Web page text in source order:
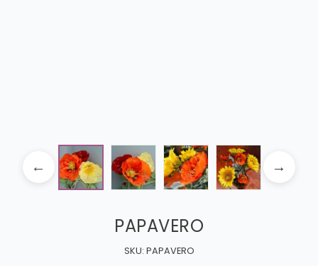
PAPAVERO
SKU: PAPAVERO